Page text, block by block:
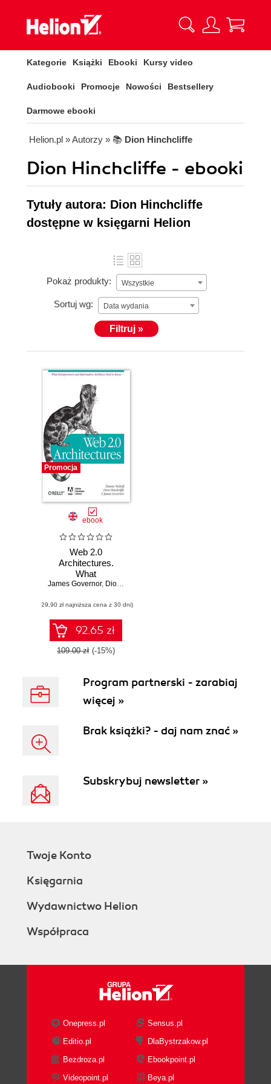
Kategorie Książki Ebooki Kursy video
Audiobooki Promocje Nowości Bestsellery
Darmowe ebooki
Helion.pl » Autorzy » 📚 Dion Hinchcliffe
Dion Hinchcliffe - ebooki
Tytuły autora: Dion Hinchcliffe
dostępne w księgarni Helion
Pokaż produkty: Wszystkie
Sortuj wg: Data wydania
Filtruj »
Promocja
ebook
Web 2.0
Architectures.
What
entrepreneurs and
architects need to
know
James Governor, Dion Hinchcliffe
(29,90 zł najniższa cena z 30 dni)
92.65 zł
109.00 zł (-15%)
Program partnerski - zarabiaj
więcej »
Brak książki? - daj nam znać »
Subskrybuj newsletter »
Twoje Konto
Księgarnia
Wydawnictwo Helion
Współpraca
Onepress.pl
Sensus.pl
Editio.pl
DlaBystrzakow.pl
Bezdroza.pl
Ebookpoint.pl
Videopoint.pl
Beya.pl